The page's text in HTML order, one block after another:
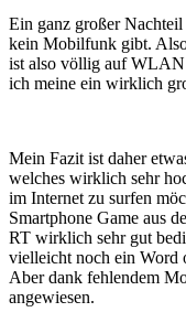
Ein ganz großer Nachteil
kein Mobilfunk gibt.
ist also völlig auf WLAN
ich meine ein wirklich
Mein Fazit ist daher
welches wirklich sehr
im Internet zu surfen
Smartphone Game aus
RT wirklich sehr gut
vielleicht noch ein Word
Aber dank fehlendem
angewiesen.